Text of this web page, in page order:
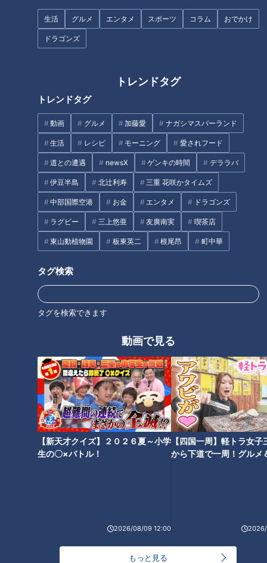
生活 グルメ エンタメ スポーツ コラム おでかけ
ドラゴンズ
トレンドタグ
トレンドタグ
動画 グルメ 加藤愛 ナガシマスパーランド
生活 レシピ モーニング 愛されフード
道との遭遇 newsX ゲンキの時間 デララバ
伊豆半島 北辻利寿 三重 花咲かタイムズ
中部国際空港 お金 エンタメ ドラゴンズ
ラグビー 三上悠亜 友廣南実 喫茶店
東山動植物園 板東英二 根尾昂 町中華
タグ検索
タグを検索できます
動画で見る
【新天才クイズ】２０２６夏～小学
生の〇×バトル！
2026/08/09 12:00
【四国一周】軽トラ女子
から下道で一周！グルメ
もっと見る
CBCテレビ『ゴゴスマ』
今回は、新潟県新潟市にやってまいりました。
くさんあると思うので、見つけてきます。
ということで、レッツ発掘！
地元の男性からリサーチします。
男性：せいろで蒸したご飯にサケとかいろんなものがのってい
る、「わっぱ飯」。
平松くん：「わっぱ飯」？
昭和３０年くらいに誕生したという新潟市の郷土料理、今回
は発祥のお店と言われる『わっぱ飯 田舎家』へ。
CBCテレビ『ゴゴスマ』
平松くん：「わっぱ飯」はどういうものなんでしょうか？
お店の方：木でつくった丸い入れ物が「わっぱ」なんです。蒸
して温かくして食べる、米が良い！上にのせる具材が良い！そ